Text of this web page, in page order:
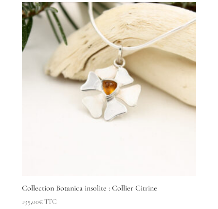
Collection Botanica insolite : Collier Citrine
195,00€TTC